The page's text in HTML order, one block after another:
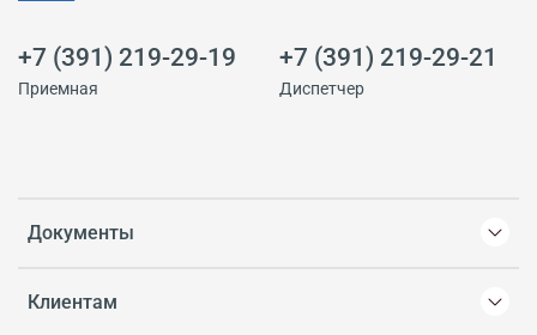
Документы
Клиентам
+7 (391) 219-29-19
Приемная
+7 (391) 219-29-21
Диспетчер